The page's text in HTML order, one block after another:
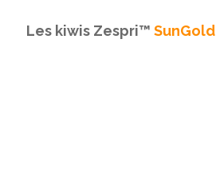
Les kiwis Zespri™ SunGold